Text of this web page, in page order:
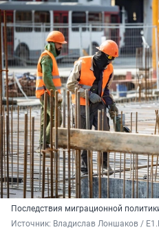
Последствия миграционной
Источник: Владислав Лоншаков /